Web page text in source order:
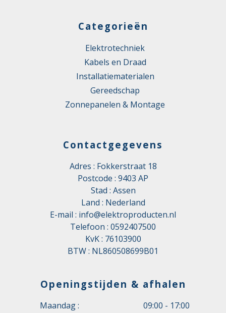
Categorieën
Elektrotechniek
Kabels en Draad
Installatiematerialen
Gereedschap
Zonnepanelen & Montage
Contactgegevens
Adres : Fokkerstraat 18
Postcode : 9403 AP
Stad : Assen
Land : Nederland
E-mail : info@elektroproducten.nl
Telefoon : 0592407500
KvK : 76103900
BTW : NL860508699B01
Openingstijden & afhalen
Maandag :
09:00 - 17:00